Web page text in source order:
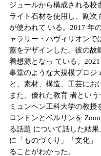
ジュールから構成される校
ライト石材を使用し、副次
が使われて いる。2017 年
ャラリー・パヴィリオンで
蓋をデザインした。彼の故
着想源となっ ている。
事堂のような大規模プロジ
と、素材、構造、工芸にお
また、優れた教育 者とい
ミュンヘン工科大学の教
ロンドンとベルリンを
る話題 について話した結
に「ものづくり」「文化」
ることがわかった。